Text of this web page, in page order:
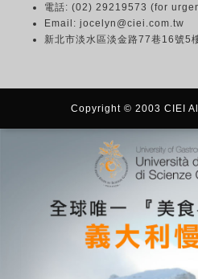
電話: (02) 29219573 (for
Email: jocelyn@ciei.com.tw
新北市淡水區淡金路77巷16號5
Copyright © 2003 CIEI